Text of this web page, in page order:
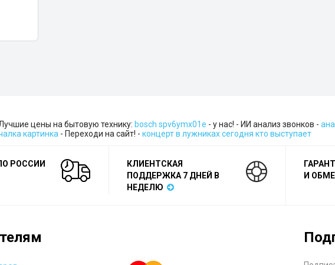
цены на бытовую технику: bosch spv6ymx01e - у нас! - ИИ анализ звонков -
картинка - Переходи на сайт! - концерт в лужниках сегодня кто выступает
РОССИИ
КЛИЕНТСКАЯ
ПОДДЕРЖКА 7 ДНЕЙ В
НЕДЕЛЮ
И